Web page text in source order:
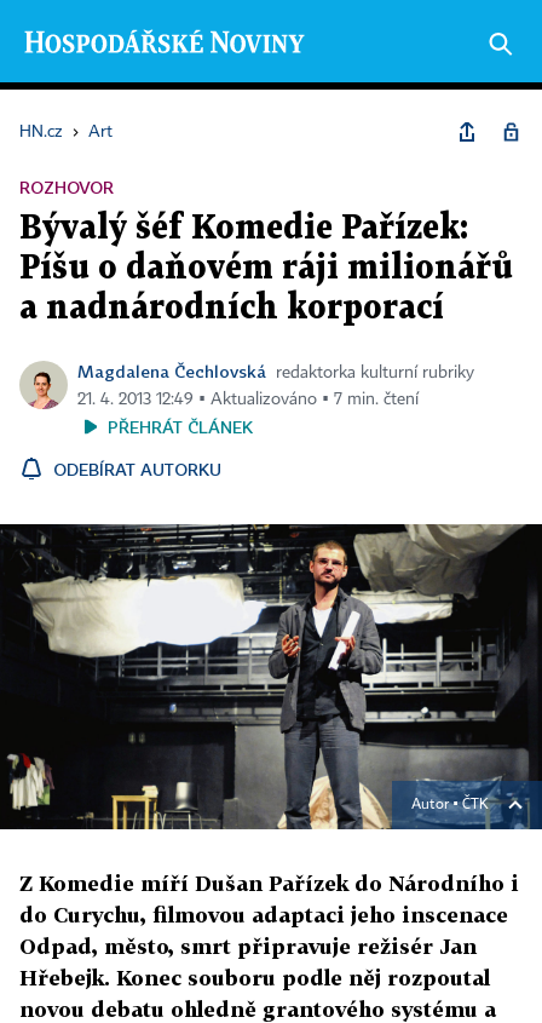
HN.cz › Art
ROZHOVOR
Bývalý šéf Komedie Pařízek:
Píšu o daňovém ráji milionářů
a nadnárodních korporací
Magdalena Čechlovská
redaktorka kulturní rubriky
21. 4. 2013 12:49 ▪ Aktualizováno ▪ 7 min. čtení
PŘEHRÁT ČLÁNEK
ODEBÍRAT AUTORKU
Autor ▪ČTK
Z Komedie míří Dušan Pařízek do Národního i
do Curychu, filmovou adaptaci jeho inscenace
Odpad, město, smrt připravuje režisér Jan
Hřebejk. Konec souboru podle něj rozpoutal
novou debatu ohledně grantového systému a